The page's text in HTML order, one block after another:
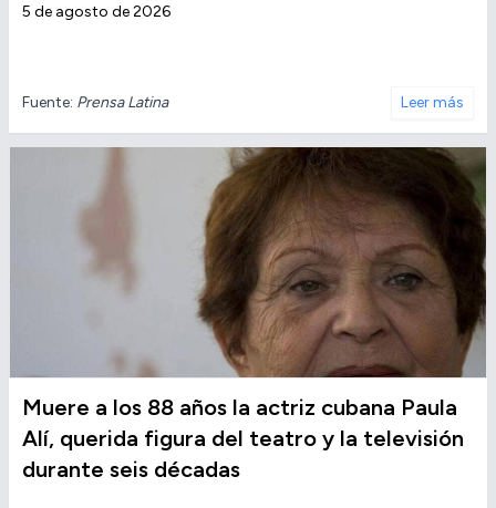
5 de agosto de 2026
Fuente: Prensa Latina Leer más
Muere a los 88 años la actriz cubana Paula
Alí, querida figura del teatro y la televisión
durante seis décadas